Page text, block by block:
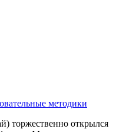
методики
торжественно открылся